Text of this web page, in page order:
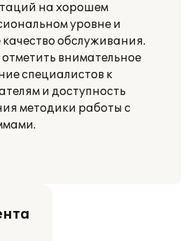
на хорошем
уровне и
качество обслуживания.
отметить внимательное
специалистов к
и доступность
методики работы с